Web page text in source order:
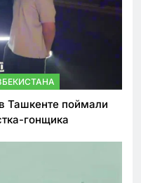
Ташкенте поймали
гонщика